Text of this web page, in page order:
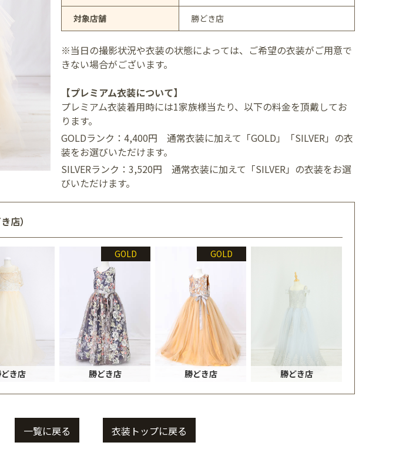
対象店舗 勝どき店
※当日の撮影状況や衣装の状態によっては、ご希望の衣装がご用意で
きない場合がございます。
【プレミアム衣装について】
プレミアム衣装着用時には1家族様当たり、以下の料金を頂戴してお
ります。
GOLDランク：4,400円 通常衣装に加えて「GOLD」「SILVER」の衣
装をお選びいただけます。
SILVERランク：3,520円 通常衣装に加えて「SILVER」の衣装をお選
びいただけます。
店）
き店
GOLD
勝どき店
GOLD
勝どき店 勝どき店
一覧に戻る 衣装トップに戻る